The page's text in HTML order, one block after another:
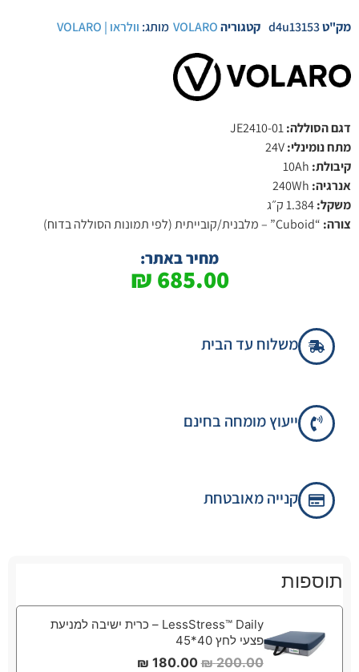
מק"טd4u13153 קטגוריהVOLARO מותג: וולראו | VOLARO
דגם הסוללה:
מתח נומינלי:
קיבולת:
אנרגיה:
משקל:
צורה: “Cuboid” – מלבנית/קובייתית (לפי תמונות הסוללה בדוח)
מחיר באתר:
685.00
₪
משלוח עד הבית
ייעוץ מומחה בחינם
קנייה מאובטחת
תוספות
LessStress™ Daily – כרית ישיבה למניעת
פצעי לחץ 40*45
200.00
₪
180.00
₪